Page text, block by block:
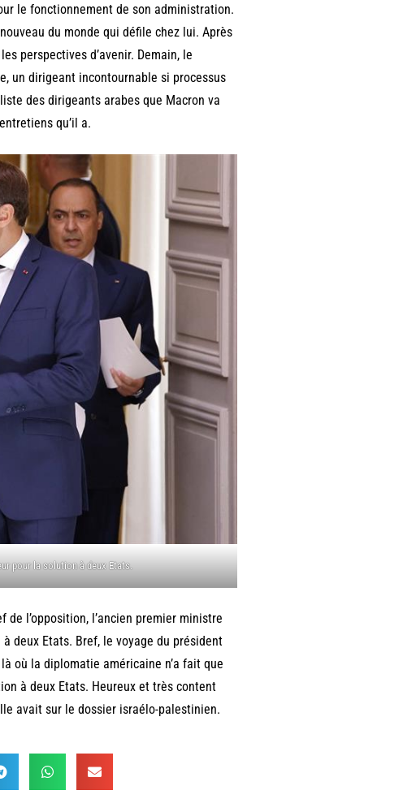
le fonctionnement de son administration.
du monde qui défile chez lui. Après
perspectives d’avenir. Demain, le
un dirigeant incontournable si processus
des dirigeants arabes que Macron va
qu’il a.
pour la solution à deux Etats.
l’opposition, l’ancien premier ministre
deux Etats. Bref, le voyage du président
où la diplomatie américaine n’a fait que
à deux Etats. Heureux et très content
avait sur le dossier israélo-palestinien.